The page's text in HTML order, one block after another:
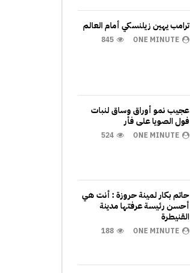
ترامب يهين زيلنسكي أمام العالم
ONE MINUTE
845
عجيب نمو أوراق وساق لنبات
فول الصويا على فأر
ONE MINUTE
524
حاتم بكار لمينة حروزة : أنت هي
أحسن رئيسة عرفتها مدينة
القنيطرة
ONE MINUTE
188